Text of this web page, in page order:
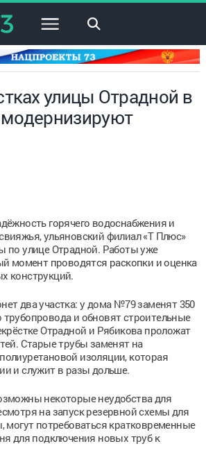
×
улицы Отрадной в
горячего водоснабжения и
ульяновский филиал «Т Плюс»
по улице Отрадной. Работы уже
момент проводятся раскопки и оценка
конструкций.
два участка: у дома №79 заменят 350
и обновят строительные
Отрадной и Рябикова проложат
Старые трубы заменят на
изоляции, которая
и служит в разы дольше.
некоторые неудобства для
на запуск резервной схемы для
могут потребоваться кратковременные
для подключения новых труб к